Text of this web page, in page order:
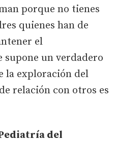
porque no tienes
quienes han de
el
un verdadero
la exploración del
relación con otros es
del